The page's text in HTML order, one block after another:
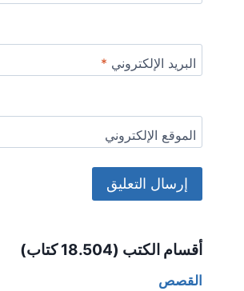
البريد الإلكتروني *
الموقع الإلكتروني
أقسام الكتب (18.504 كتاب)
القصص